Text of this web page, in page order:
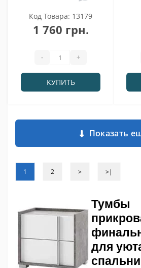
Код Товара: 13179
1 760 грн.
- +
КУПИТЬ
Показать
1 2 > >|
Тумбы
для
спальни